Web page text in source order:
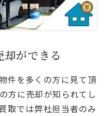
ができる
件を多くの方に見て頂
方に売却が知られてし
取では弊社担当者のみ